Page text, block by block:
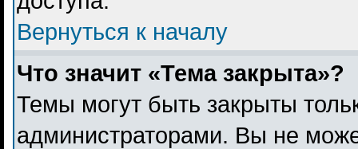
Вернуться к началу
Что значит «Тема закрыта»?
Темы могут быть закрыты
администраторами. Вы не